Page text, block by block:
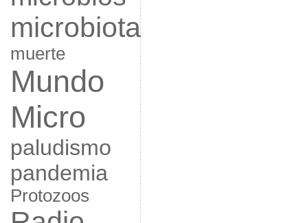
microbiota
muerte
Mundo
Micro
paludismo
pandemia
Protozoos